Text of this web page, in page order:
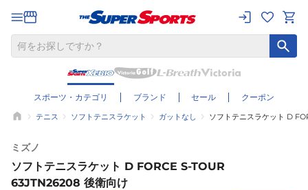
スポーツ・カテゴリ ブランド セール クーポン
テニス ソフトテニスラケット ガットなし ソフトテニスラケット D
ミズノ
ソフトテニスラケット D FORCE S-TOUR
63JTN26208 後衛向け